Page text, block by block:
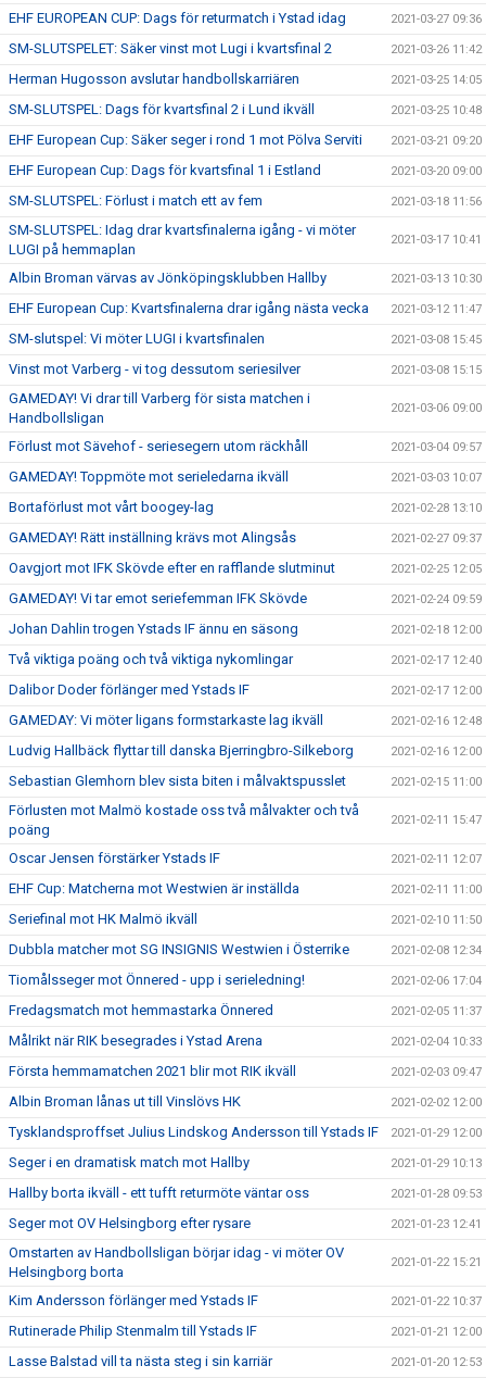
EHF EUROPEAN CUP: Dags för returmatch i Ystad idag 2021-03-27 09:36
SM-SLUTSPELET: Säker vinst mot Lugi i kvartsfinal 2 2021-03-26 11:42
Herman Hugosson avslutar handbollskarriären 2021-03-25 14:05
SM-SLUTSPEL: Dags för kvartsfinal 2 i Lund ikväll 2021-03-25 10:48
EHF European Cup: Säker seger i rond 1 mot Pölva Serviti 2021-03-21 09:20
EHF European Cup: Dags för kvartsfinal 1 i Estland 2021-03-20 09:00
SM-SLUTSPEL: Förlust i match ett av fem 2021-03-18 11:56
SM-SLUTSPEL: Idag drar kvartsfinalerna igång - vi möter
LUGI på hemmaplan
2021-03-17 10:41
Albin Broman värvas av Jönköpingsklubben Hallby 2021-03-13 10:30
EHF European Cup: Kvartsfinalerna drar igång nästa vecka 2021-03-12 11:47
SM-slutspel: Vi möter LUGI i kvartsfinalen 2021-03-08 15:45
Vinst mot Varberg - vi tog dessutom seriesilver 2021-03-08 15:15
GAMEDAY! Vi drar till Varberg för sista matchen i
Handbollsligan
2021-03-06 09:00
Förlust mot Sävehof - seriesegern utom räckhåll 2021-03-04 09:57
GAMEDAY! Toppmöte mot serieledarna ikväll 2021-03-03 10:07
Bortaförlust mot vårt boogey-lag 2021-02-28 13:10
GAMEDAY! Rätt inställning krävs mot Alingsås 2021-02-27 09:37
Oavgjort mot IFK Skövde efter en rafflande slutminut 2021-02-25 12:05
GAMEDAY! Vi tar emot seriefemman IFK Skövde 2021-02-24 09:59
Johan Dahlin trogen Ystads IF ännu en säsong 2021-02-18 12:00
Två viktiga poäng och två viktiga nykomlingar 2021-02-17 12:40
Dalibor Doder förlänger med Ystads IF 2021-02-17 12:00
GAMEDAY: Vi möter ligans formstarkaste lag ikväll 2021-02-16 12:48
Ludvig Hallbäck flyttar till danska Bjerringbro-Silkeborg 2021-02-16 12:00
Sebastian Glemhorn blev sista biten i målvaktspusslet 2021-02-15 11:00
Förlusten mot Malmö kostade oss två målvakter och två
poäng
2021-02-11 15:47
Oscar Jensen förstärker Ystads IF 2021-02-11 12:07
EHF Cup: Matcherna mot Westwien är inställda 2021-02-11 11:00
Seriefinal mot HK Malmö ikväll 2021-02-10 11:50
Dubbla matcher mot SG INSIGNIS Westwien i Österrike 2021-02-08 12:34
Tiomålsseger mot Önnered - upp i serieledning! 2021-02-06 17:04
Fredagsmatch mot hemmastarka Önnered 2021-02-05 11:37
Målrikt när RIK besegrades i Ystad Arena 2021-02-04 10:33
Första hemmamatchen 2021 blir mot RIK ikväll 2021-02-03 09:47
Albin Broman lånas ut till Vinslövs HK 2021-02-02 12:00
Tysklandsproffset Julius Lindskog Andersson till Ystads IF 2021-01-29 12:00
Seger i en dramatisk match mot Hallby 2021-01-29 10:13
Hallby borta ikväll - ett tufft returmöte väntar oss 2021-01-28 09:53
Seger mot OV Helsingborg efter rysare 2021-01-23 12:41
Omstarten av Handbollsligan börjar idag - vi möter OV
Helsingborg borta
2021-01-22 15:21
Kim Andersson förlänger med Ystads IF 2021-01-22 10:37
Rutinerade Philip Stenmalm till Ystads IF 2021-01-21 12:00
Lasse Balstad vill ta nästa steg i sin karriär 2021-01-20 12:53